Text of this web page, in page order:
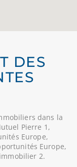
DES
dans la
Pierre 1,
Europe,
Europe,
2.